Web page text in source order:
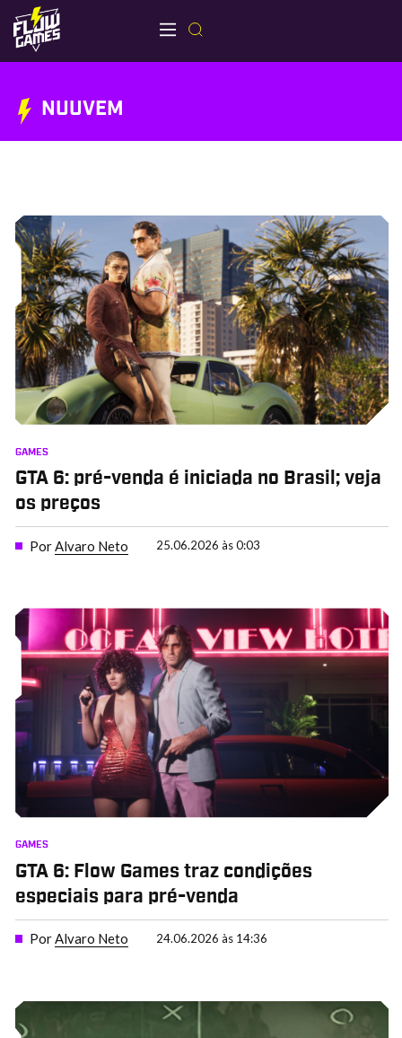
NUUVEM
GAMES
GTA 6: pré-venda é iniciada no Brasil; veja
os preços
PorAlvaro Neto 25.06.2026 às 0:03
GAMES
GTA 6: Flow Games traz condições
especiais para pré-venda
PorAlvaro Neto 24.06.2026 às 14:36